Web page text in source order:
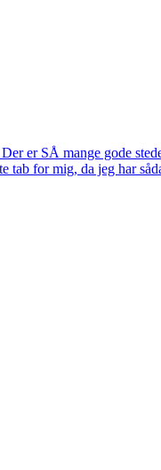
er SÅ mange gode
for mig, da jeg har